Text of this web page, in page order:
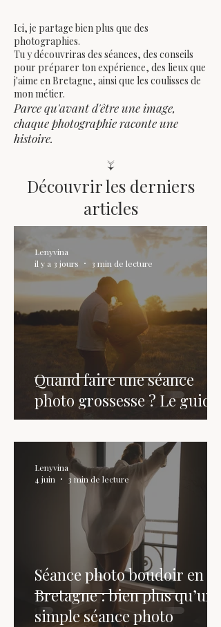
Ici, je partage bien plus que des
photographies.
Tu y découvriras des séances, des conseils
pour préparer ton expérience, des lieux que
j'aime en Bretagne, ainsi que les coulisses de
mon métier.
Parce qu'avant d'être une image,
chaque photographie raconte une
histoire.
↓
Découvrir les derniers
articles
Quand faire une séance
photo grossesse ? Le guide
Lenyvina
il y a 3 jours
3 min de lecture
Séance photo boudoir en
Bretagne : bien plus qu’une
simple séance photo
Lenyvina
4 juin
3 min de lecture